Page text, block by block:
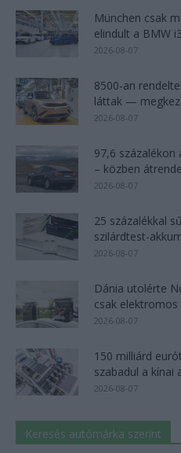
München csak
elindult a BMW
2026-08-07
8500-an
láttak —
2026-08-07
97,6 százalékon
– közben
2026-08-07
25 százalékkal
szilárdtest-
2026-08-07
Dánia utolérte
csak
2026-08-07
150 milliárd
szabadul a kínai
2026-08-07
Keresés autómárka szerint